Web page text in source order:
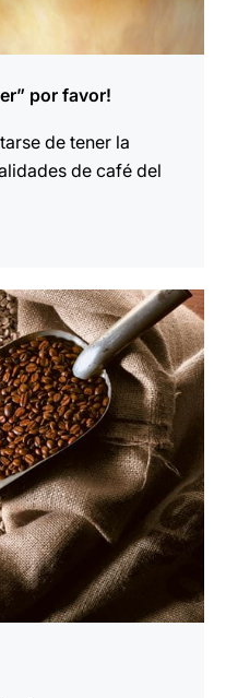
por favor!
de tener la
de café del